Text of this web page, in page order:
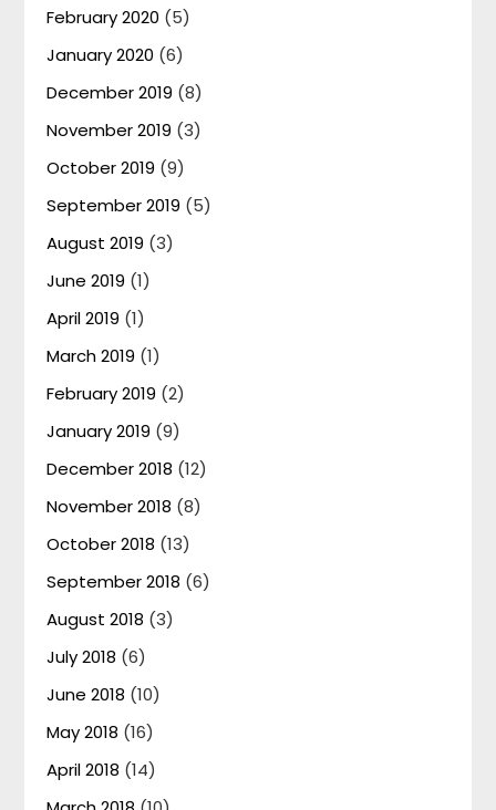
February 2020 (5)
January 2020 (6)
December 2019 (8)
November 2019 (3)
October 2019 (9)
September 2019 (5)
August 2019 (3)
June 2019 (1)
April 2019 (1)
March 2019 (1)
February 2019 (2)
January 2019 (9)
December 2018 (12)
November 2018 (8)
October 2018 (13)
September 2018 (6)
August 2018 (3)
July 2018 (6)
June 2018 (10)
May 2018 (16)
April 2018 (14)